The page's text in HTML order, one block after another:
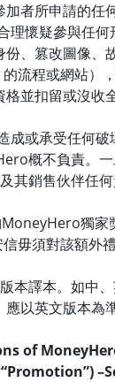
者所申請的任
理懷疑參與任何
份、篡改圖像、
流程或網站）
格並扣留或沒收
成或承受任何破
概不負責。
其銷售伙伴任
獨家
毋須對該額外
本譯本。如中
以英文版本為準
of